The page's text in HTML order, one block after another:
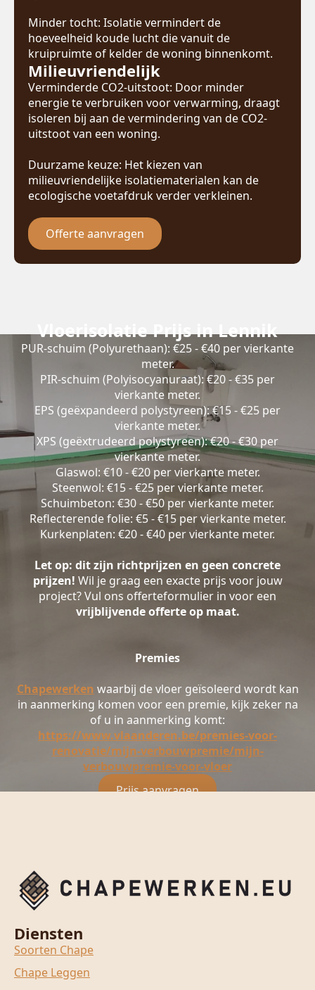
Minder tocht: Isolatie vermindert de
hoeveelheid koude lucht die vanuit de
kruipruimte of kelder de woning binnenkomt.
Milieuvriendelijk
Verminderde CO2-uitstoot: Door minder
energie te verbruiken voor verwarming, draagt
isoleren bij aan de vermindering van de CO2-
uitstoot van een woning.
Duurzame keuze: Het kiezen van
milieuvriendelijke isolatiematerialen kan de
ecologische voetafdruk verder verkleinen.
Offerte aanvragen
Vloerisolatie Prijs in Lennik
PUR-schuim (Polyurethaan): €25 - €40 per vierkante
meter.
PIR-schuim (Polyisocyanuraat): €20 - €35 per
vierkante meter.
EPS (geëxpandeerd polystyreen): €15 - €25 per
vierkante meter.
XPS (geëxtrudeerd polystyreen): €20 - €30 per
vierkante meter.
Glaswol: €10 - €20 per vierkante meter.
Steenwol: €15 - €25 per vierkante meter.
Schuimbeton: €30 - €50 per vierkante meter.
Reflecterende folie: €5 - €15 per vierkante meter.
Kurkenplaten: €20 - €40 per vierkante meter.
Let op: dit zijn richtprijzen en geen concrete
prijzen! Wil je graag een exacte prijs voor jouw
project? Vul ons offerteformulier in voor een
vrijblijvende offerte op maat.
Premies
Chapewerken waarbij de vloer geïsoleerd wordt kan
in aanmerking komen voor een premie, kijk zeker na
of u in aanmerking komt:
https://www.vlaanderen.be/premies-voor-
renovatie/mijn-verbouwpremie/mijn-
verbouwpremie-voor-vloer
Prijs aanvragen
Diensten
Soorten Chape
Chape Leggen